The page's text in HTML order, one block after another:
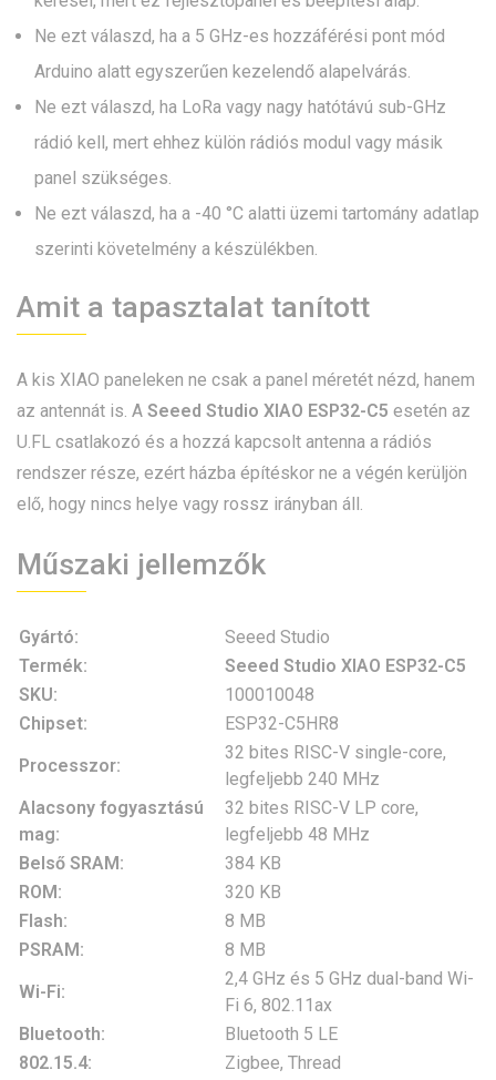
Ne ezt válaszd, ha a 5 GHz-es hozzáférési pont mód
Arduino alatt egyszerűen kezelendő alapelvárás.
Ne ezt válaszd, ha LoRa vagy nagy hatótávú sub-GHz
rádió kell, mert ehhez külön rádiós modul vagy másik
panel szükséges.
Ne ezt válaszd, ha a -40 °C alatti üzemi tartomány adatlap
szerinti követelmény a készülékben.
Amit a tapasztalat tanított
A kis XIAO paneleken ne csak a panel méretét nézd, hanem
az antennát is. A Seeed Studio XIAO ESP32-C5 esetén az
U.FL csatlakozó és a hozzá kapcsolt antenna a rádiós
rendszer része, ezért házba építéskor ne a végén kerüljön
elő, hogy nincs helye vagy rossz irányban áll.
Műszaki jellemzők
Gyártó:
Seeed Studio
Termék:
Seeed Studio XIAO ESP32-C5
SKU:
100010048
Chipset:
ESP32-C5HR8
Processzor:
32 bites RISC-V single-core,
legfeljebb 240 MHz
Alacsony fogyasztású
mag:
32 bites RISC-V LP core,
legfeljebb 48 MHz
Belső SRAM:
384 KB
ROM:
320 KB
Flash:
8 MB
PSRAM:
8 MB
Wi-Fi:
2,4 GHz és 5 GHz dual-band Wi-
Fi 6, 802.11ax
Bluetooth:
Bluetooth 5 LE
802.15.4:
Zigbee, Thread